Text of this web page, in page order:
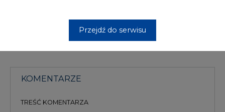
Przejdź do serwisu
szkoleń treningowych LLM.
KOMENTARZE
TREŚĆ KOMENTARZA